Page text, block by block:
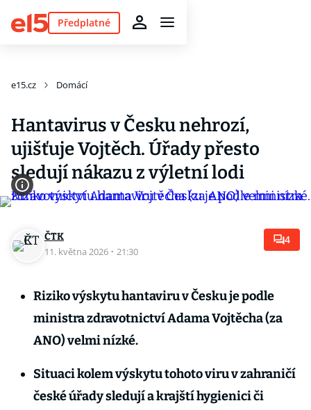
Předplatné
e15.cz Domácí
Hantavirus v Česku nehrozí,
ujišťuje Vojtěch. Úřady přesto
sledují nákazu z výletní lodi
ČTK
11. května 2026 · 21:30
4
Riziko výskytu hantaviru v Česku je podle
ministra zdravotnictví Adama Vojtěcha (za
ANO) velmi nízké.
Situaci kolem výskytu tohoto viru v zahraničí
české úřady sledují a krajští hygienici či